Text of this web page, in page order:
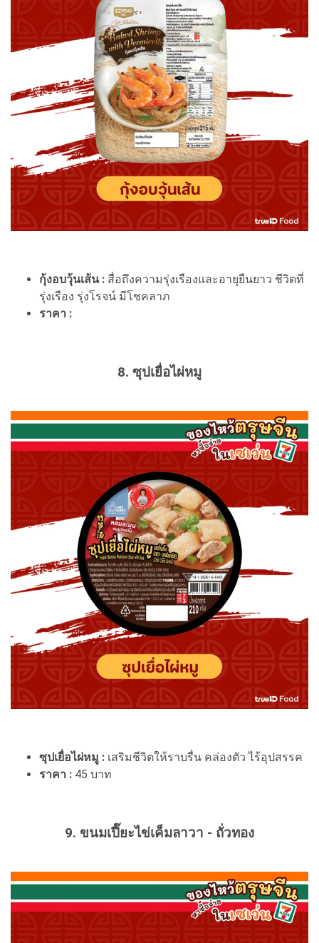
กุ้งอบวุ้นเส้น : สื่อถึงความรุ่งเรืองและอายุยืนยาว ชีวิตที่
รุ่งเรือง รุ่งโรจน์ มีโชคลาภ
ราคา :
8. ซุปเยื่อไผ่หมู
ซุปเยื่อไผ่หมู : เสริมชีวิตให้ราบรื่น คล่องตัว ไร้อุปสรรค
ราคา : 45 บาท
9. ขนมเปี๊ยะไข่เค็มลาวา - ถั่วทอง